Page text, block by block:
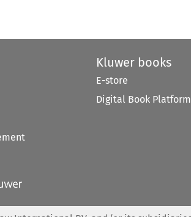
Kluwer books
E-store
Digital Book Platform